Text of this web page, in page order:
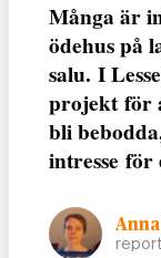
Många är
ödehus på
salu. I
projekt för
bli
intresse för